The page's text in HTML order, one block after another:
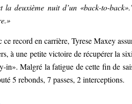
la deuxième nuit d’un «back-to-
ce record en carrière, Tyrese Maxey
à une petite victoire de récupérer la
in». Malgré la fatigue de cette fin de
5 rebonds, 7 passes, 2 interceptions.